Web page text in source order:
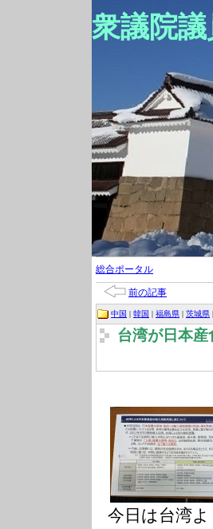
衆議院
総合ポータル
前の記事
中国 | 韓国 | 福島県 | 茨城県 |
台湾が日本
今日は台湾